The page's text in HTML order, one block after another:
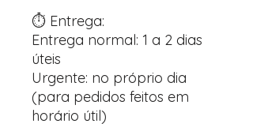
⏱️ Entrega:
Entrega normal: 1 a 2 dias
úteis
Urgente: no próprio dia
(para pedidos feitos em
horário útil)